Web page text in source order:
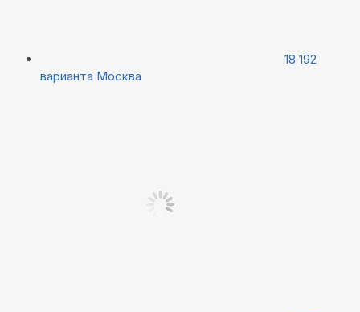
18 192
варианта Москва